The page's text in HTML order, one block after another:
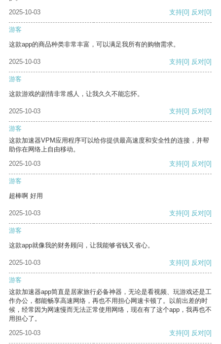
2025-10-03
支持[0] 反对[0]
游客
这款app的商品种类非常丰富，可以满足我所有的购物需求。
2025-10-03 支持[0] 反对[0]
游客
这款游戏的剧情非常感人，让我久久不能忘怀。
2025-10-03 支持[0] 反对[0]
游客
这款加速器VPM应用程序可以给你提供最高速度和安全性的连接，并帮
助你在网络上自由移动。
2025-10-03
支持[0] 反对[0]
游客
超棒啊 好用
2025-10-03 支持[0] 反对[0]
游客
这款app就像我的财务顾问，让我能够省钱又省心。
2025-10-03 支持[0] 反对[0]
游客
这款加速器app简直是居家旅行必备神器，无论是看视频、玩游戏还是工
作办公，都能畅享高速网络，再也不用担心网速卡顿了。以前出差的时
候，经常因为网速慢而无法正常使用网络，现在有了这个app，我再也不
用担心了。
2025-10-03
支持[0] 反对[0]